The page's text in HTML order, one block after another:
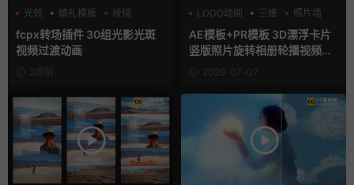
光效
婚礼模板 棱镜
fcpx转场插件 30组光影光斑
视频过渡动画
2周前
LOGO动画
三维 照片墙
AE模板+PR模板 3D漂浮卡片
竖版照片旋转相册轮播视频片
2026-07-07